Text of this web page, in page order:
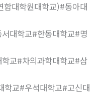
대학원대학교)#동아대
대학교#한동대학교#명
교#차의과학대학교#삼
학교#우석대학교#고신대